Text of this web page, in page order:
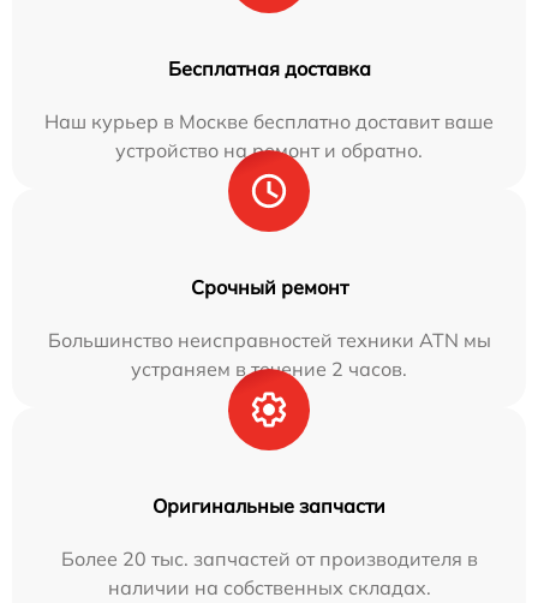
Бесплатная доставка
Наш курьер в Москве бесплатно доставит ваше
устройство на ремонт и обратно.
Срочный ремонт
Большинство неисправностей техники ATN мы
устраняем в течение 2 часов.
Оригинальные запчасти
Более 20 тыс. запчастей от производителя в
наличии на собственных складах.